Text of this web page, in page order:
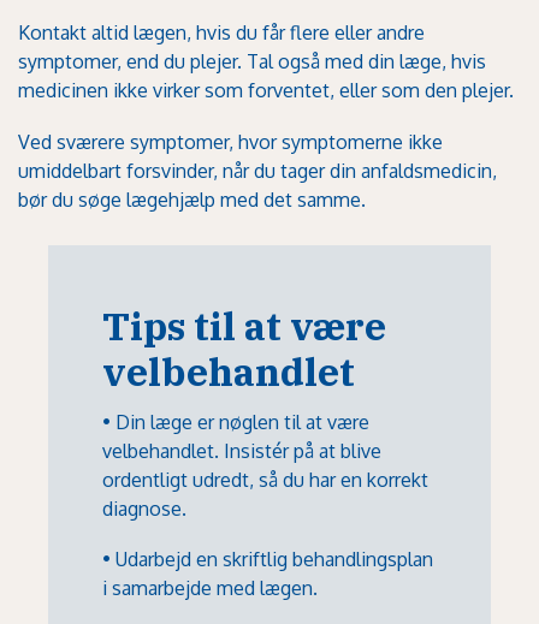
Kontakt altid lægen, hvis du får flere eller andre
symptomer, end du plejer. Tal også med din læge, hvis
medicinen ikke virker som forventet, eller som den plejer.
Ved sværere symptomer, hvor symptomerne ikke
umiddelbart forsvinder, når du tager din anfaldsmedicin,
bør du søge lægehjælp med det samme.
Tips til at være
velbehandlet
• Din læge er nøglen til at være
velbehandlet. Insistér på at blive
ordentligt udredt, så du har en korrekt
diagnose.
• Udarbejd en skriftlig behandlingsplan
i samarbejde med lægen.